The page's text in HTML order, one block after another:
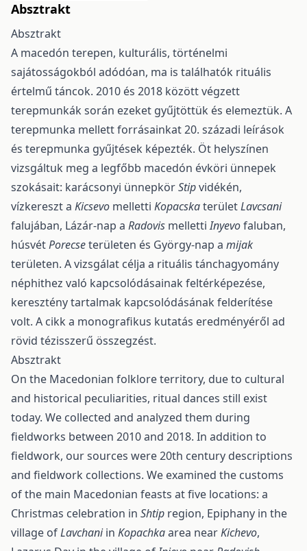
Absztrakt
Absztrakt
A macedón terepen, kulturális, történelmi
sajátosságokból adódóan, ma is találhatók rituális
értelmű táncok. 2010 és 2018 között végzett
terepmunkák során ezeket gyűjtöttük és elemeztük. A
terepmunka mellett forrásainkat 20. századi leírások
és terepmunka gyűjtések képezték. Öt helyszínen
vizsgáltuk meg a legfőbb macedón évköri ünnepek
szokásait: karácsonyi ünnepkörStipvidékén,
vízkereszt a Kicsevo melletti KopacskaterületLavcsani
falujában, Lázár-nap a Radovis mellettiInyevofaluban,
húsvétPorecseterületen és György-nap a mijak
területen. A vizsgálat célja a rituális tánchagyomány
néphithez való kapcsolódásainak feltérképezése,
keresztény tartalmak kapcsolódásának felderítése
volt. A cikk a monografikus kutatás eredményéről ad
rövid tézisszerű összegzést.
Absztrakt
On the Macedonian folklore territory, due to cultural
and historical peculiarities, ritual dances still exist
today. We collected and analyzed them during
fieldworks between 2010 and 2018. In addition to
fieldwork, our sources were 20th century descriptions
and fieldwork collections. We examined the customs
of the main Macedonian feasts at five locations: a
Christmas celebration in Shtip region, Epiphany in the
village ofLavchaniin Kopachkaarea nearKichevo,